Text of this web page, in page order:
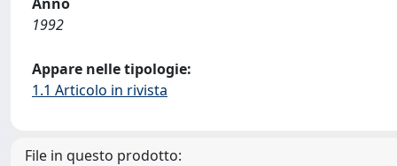
1992
Appare nelle tipologie:
1.1 Articolo in rivista
File in questo prodotto: